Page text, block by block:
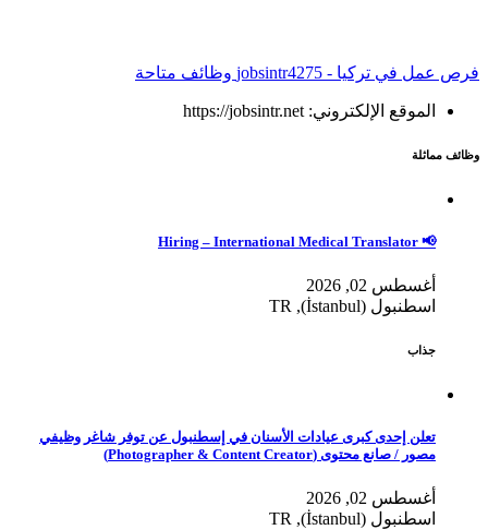
فرص عمل في تركيا - jobsintr 4275 وظائف متاحة
الموقع الإلكتروني: https://jobsintr.net
وظائف مماثلة
📢 Hiring – International Medical Translator
أغسطس 02, 2026
اسطنبول (İstanbul), TR
جذاب
تعلن إحدى كبرى عيادات الأسنان في إسطنبول عن توفر شاغر وظيفي
مصور / صانع محتوى (Photographer & Content Creator)
أغسطس 02, 2026
اسطنبول (İstanbul), TR